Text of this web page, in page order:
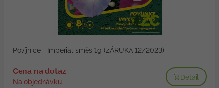
Povíjnice - Imperial směs 1g (ZÁRUKA 12/2023)
Cena na dotaz
Na objednávku
Detail